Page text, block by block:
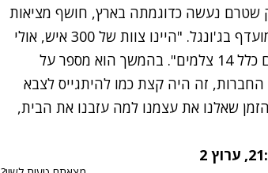
שטרם נעשה כדוגמתה בארץ, חושף מציאות
בה גם לאנשי ההפקה, כמו למתמודדים, אין יחס מועדף בג'ונגל. "היינו צוות של 300 איש, אולי
אפילו יותר", מתאר עצמון ומוסיף: "רק צוות הצילום כלל 14 צלמים". בהמשך הוא מספר על
זה היה קצת כמו להיתגייס לצבא
שאלנו את עצמנו למה עזבנו את הבית,